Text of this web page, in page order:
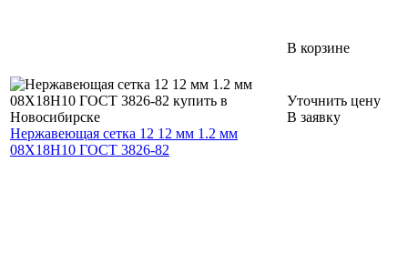
В корзине
Нержавеющая сетка 12 12 мм 1.2 мм
08Х18Н10 ГОСТ 3826-82
Уточнить цену
В заявку